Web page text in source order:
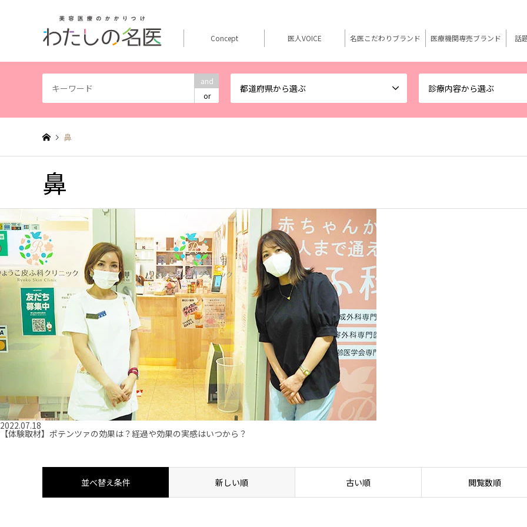
and
or
都道府県から選ぶ 診療内容から選ぶ
Concept 医人VOICE 名医こだわりブランド 医療機関専売ブランド 話
鼻
鼻
2022.07.18
【体験取材】ポテンツァの効果は？経過や効果の実感はいつから？
並べ替え条件 新しい順 古い順 閲覧数順